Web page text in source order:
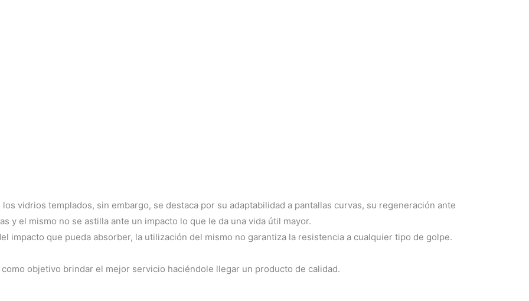
vidrios templados, sin embargo, se destaca por su adaptabilidad a pantallas curvas, su regeneración ante
y el mismo no se astilla ante un impacto lo que le da una vida útil mayor.
impacto que pueda absorber, la utilización del mismo no garantiza la resistencia a cualquier tipo de golpe.
objetivo brindar el mejor servicio haciéndole llegar un producto de calidad.